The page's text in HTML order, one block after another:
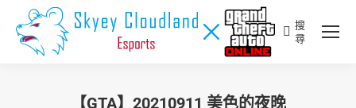
Search:
搜
尋
【GTA】20210911 美色的夜晚